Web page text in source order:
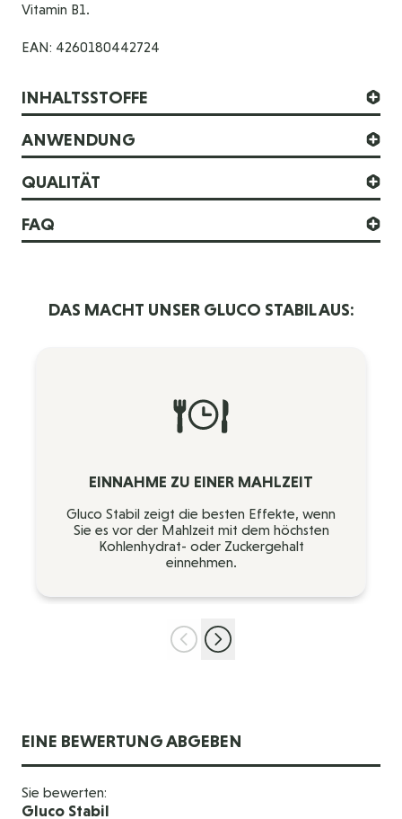
Vitamin B1.
EAN: 4260180442724
INHALTSSTOFFE
ANWENDUNG
QUALITÄT
FAQ
DAS MACHT UNSER GLUCO STABIL AUS:
EINNAHME ZU EINER MAHLZEIT
Gluco Stabil zeigt die besten Effekte, wenn
Sie es vor der Mahlzeit mit dem höchsten
Kohlenhydrat- oder Zuckergehalt
einnehmen.
EINE BEWERTUNG ABGEBEN
Sie bewerten:
Gluco Stabil